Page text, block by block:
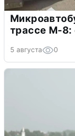
трассе М-8:
5 августа 0